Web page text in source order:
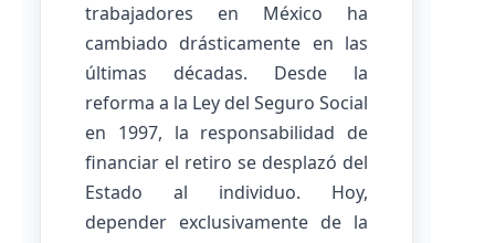
trabajadores en México ha
cambiado drásticamente en las
últimas décadas. Desde la
reforma a la Ley del Seguro Social
en 1997, la responsabilidad de
financiar el retiro se desplazó del
Estado al individuo. Hoy,
depender exclusivamente de la